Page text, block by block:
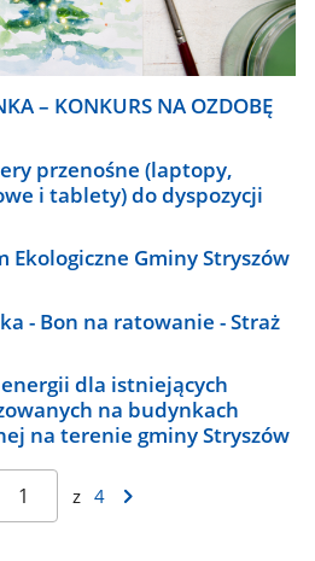
– KONKURS NA OZDOBĘ
przenośne (laptopy,
i tablety) do dyspozycji
Ekologiczne Gminy Stryszów
- Bon na ratowanie - Straż
dla istniejących
na budynkach
na terenie gminy Stryszów
z 4